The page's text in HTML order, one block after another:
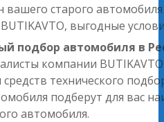
вашего старого
выгодные
подбор автомобиля в
компании
технического
подберут для вас
автомобиля.